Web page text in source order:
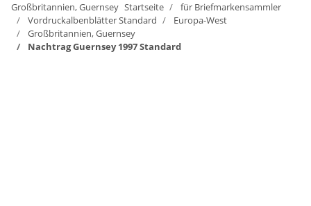
Großbritannien, Guernsey Startseite
für Briefmarkensammler
Vordruckalbenblätter Standard
Europa-West
Großbritannien, Guernsey
Nachtrag Guernsey 1997 Standard